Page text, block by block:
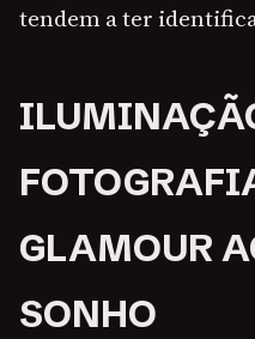
tendem a ter
GLAMOUR
SONHO